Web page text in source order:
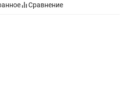
Сравнение